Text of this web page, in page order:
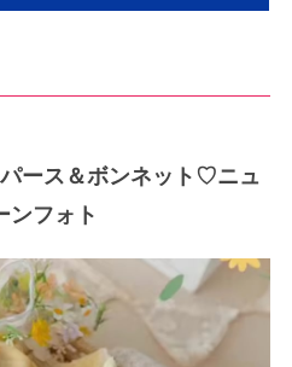
ース＆ボンネット♡ニュ
ンフォト